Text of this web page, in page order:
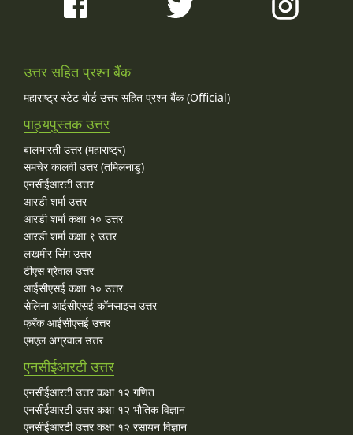
उत्तर सहित प्रश्न बैंक
महाराष्ट्र स्टेट बोर्ड उत्तर सहित प्रश्न बैंक (Official)
पाठ्यपुस्तक उत्तर
बालभारती उत्तर (महाराष्ट्र)
समचेर कालवी उत्तर (तमिलनाडु)
एनसीईआरटी उत्तर
आरडी शर्मा उत्तर
आरडी शर्मा कक्षा १० उत्तर
आरडी शर्मा कक्षा ९ उत्तर
लखमीर सिंग उत्तर
टीएस ग्रेवाल उत्तर
आईसीएसई कक्षा १० उत्तर
सेलिना आईसीएसई कॉनसाइस उत्तर
फ्रँक आईसीएसई उत्तर
एमएल अग्रवाल उत्तर
एनसीईआरटी उत्तर
एनसीईआरटी उत्तर कक्षा १२ गणित
एनसीईआरटी उत्तर कक्षा १२ भौतिक विज्ञान
एनसीईआरटी उत्तर कक्षा १२ रसायन विज्ञान